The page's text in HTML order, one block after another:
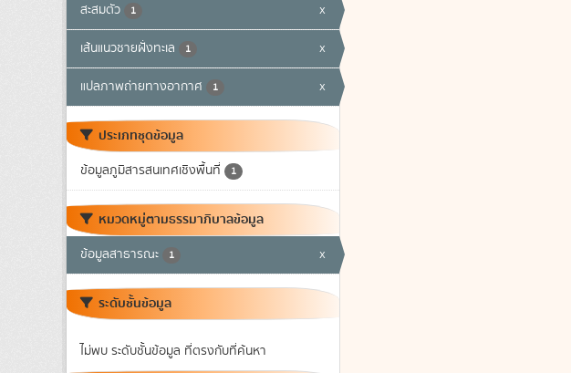
สะสมตัว 1 x
เส้นแนวชายฝั่งทะเล 1 x
แปลภาพถ่ายทางอากาศ 1 x
ประเภทชุดข้อมูล
ข้อมูลภูมิสารสนเทศเชิงพื้นที่ 1
หมวดหมู่ตามธรรมาภิบาลข้อมูล
ข้อมูลสาธารณะ 1 x
ระดับชั้นข้อมูล
ไม่พบ ระดับชั้นข้อมูล ที่ตรงกับที่ค้นหา